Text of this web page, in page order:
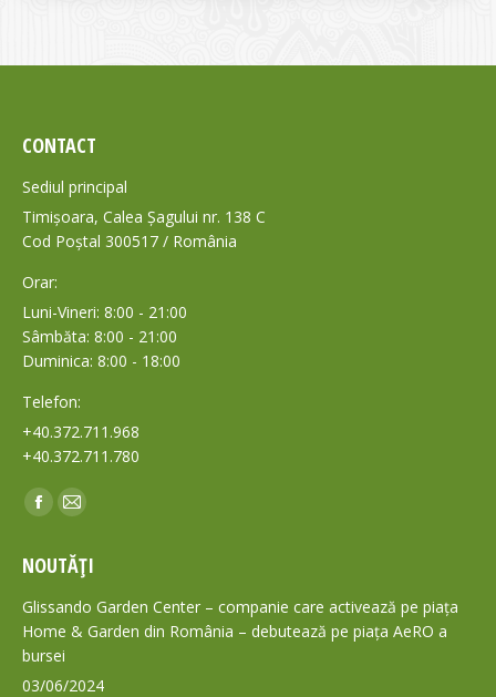
CONTACT
Sediul principal
Timișoara, Calea Șagului nr. 138 C
Cod Poștal 300517 / România
Orar:
Luni-Vineri: 8:00 - 21:00
Sâmbăta: 8:00 - 21:00
Duminica: 8:00 - 18:00
Telefon:
+40.372.711.968
+40.372.711.780
Find us on:
Facebook
opens
in
new
window
Mail
opens
in
new
NOUTĂȚI
Glissando Garden Center – companie care activează pe piața
Home & Garden din România – debutează pe piața AeRO a
bursei
03/06/2024